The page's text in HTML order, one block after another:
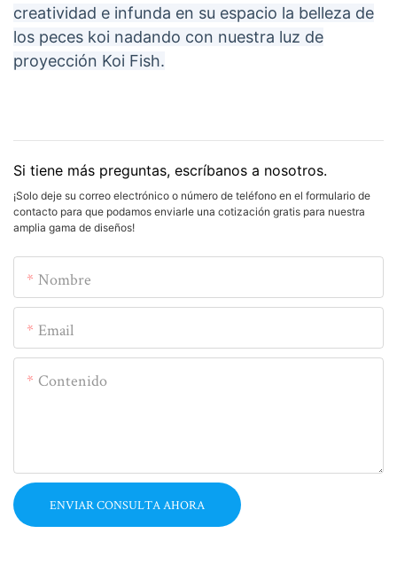
creatividad e infunda en su espacio la belleza de
los peces koi nadando con nuestra luz de
proyección Koi Fish.
Si tiene más preguntas, escríbanos a nosotros.
¡Solo deje su correo electrónico o número de teléfono en el formulario de
contacto para que podamos enviarle una cotización gratis para nuestra
amplia gama de diseños!
Nombre
Email
Contenido
ENVIAR CONSULTA AHORA